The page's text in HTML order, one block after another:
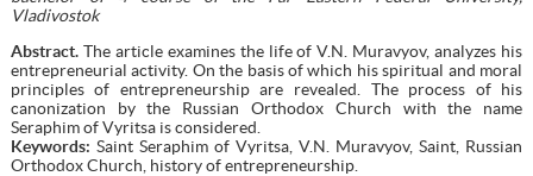
Vladivostok
Abstract.The article examines the life of V.N. Muravyov, analyzes his
entrepreneurial activity. On the basis of which his spiritual and moral
principles of entrepreneurship are revealed. The process of his
canonization by the Russian Orthodox Church with the name
Seraphim of Vyritsa is considered.
Keywords: Saint Seraphim of Vyritsa, V.N. Muravyov, Saint, Russian
Orthodox Church, history of entrepreneurship.